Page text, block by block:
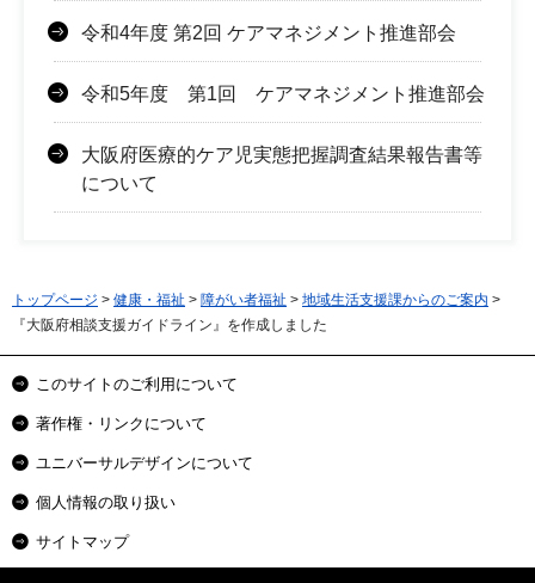
令和4年度 第2回 ケアマネジメント推進部会
令和5年度 第1回 ケアマネジメント推進部会
大阪府医療的ケア児実態把握調査結果報告書等
について
トップページ > 健康・福祉 > 障がい者福祉 > 地域生活支援課からのご案内 >
『大阪府相談支援ガイドライン』を作成しました
このサイトのご利用について
著作権・リンクについて
ユニバーサルデザインについて
個人情報の取り扱い
サイトマップ